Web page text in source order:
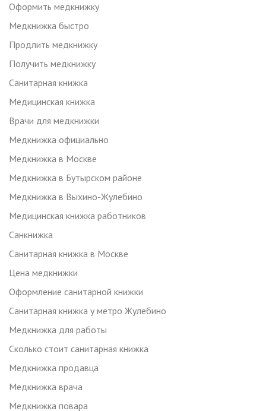
Оформить медкнижку
Медкнижка быстро
Продлить медкнижку
Получить медкнижку
Санитарная книжка
Медицинская книжка
Врачи для медкнижки
Медкнижка официально
Медкнижка в Москве
Медкнижка в Бутырском районе
Медкнижка в Выхино-Жулебино
Медицинская книжка работников
Санкнижка
Санитарная книжка в Москве
Цена медкнижки
Оформление санитарной книжки
Санитарная книжка у метро Жулебино
Медкнижка для работы
Сколько стоит санитарная книжка
Медкнижка продавца
Медкнижка врача
Медкнижка повара